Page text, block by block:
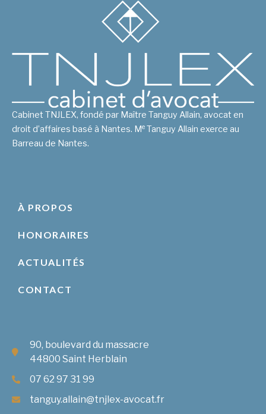
Cabinet TNJLEX, fondé par Maître Tanguy Allain, avocat en
droit d’affaires basé à Nantes. Me Tanguy Allain exerce au
Barreau de Nantes.
À PROPOS
HONORAIRES
ACTUALITÉS
CONTACT
90, boulevard du massacre
44800 Saint Herblain
07 62 97 31 99
tanguy.allain@tnjlex-avocat.fr